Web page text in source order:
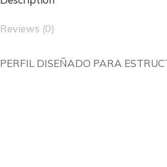
Reviews (0)
PERFIL DISEÑADO PARA